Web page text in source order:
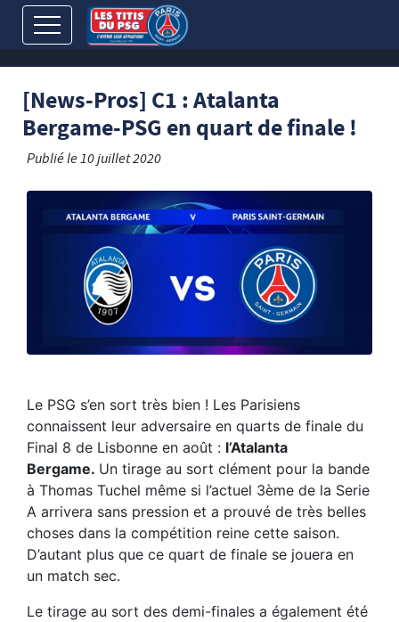
[News-Pros] C1 : Atalanta
Bergame-PSG en quart de finale !
Publié le10 juillet 2020
Le PSG s’en sort très bien ! Les Parisiens
connaissent leur adversaire en quarts de finale du
Final 8 de Lisbonne en août : l’Atalanta
Bergame. Un tirage au sort clément pour la bande
à Thomas Tuchel même si l’actuel 3ème de la Serie
A arrivera sans pression et a prouvé de très belles
choses dans la compétition reine cette saison.
D’autant plus que ce quart de finale se jouera en
un match sec.
Le tirage au sort des demi-finales a également été